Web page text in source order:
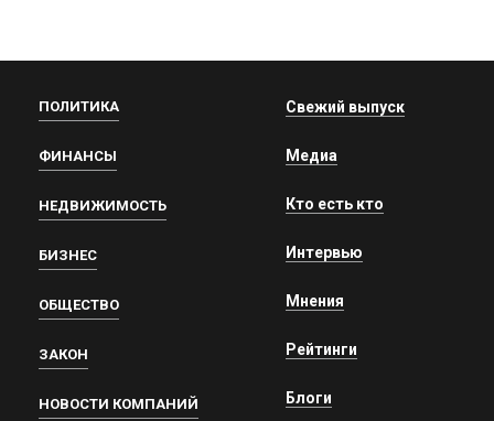
ПОЛИТИКА
ФИНАНСЫ
НЕДВИЖИМОСТЬ
БИЗНЕС
ОБЩЕСТВО
ЗАКОН
НОВОСТИ КОМПАНИЙ
Свежий выпуск
Медиа
Кто есть кто
Интервью
Мнения
Рейтинги
Блоги